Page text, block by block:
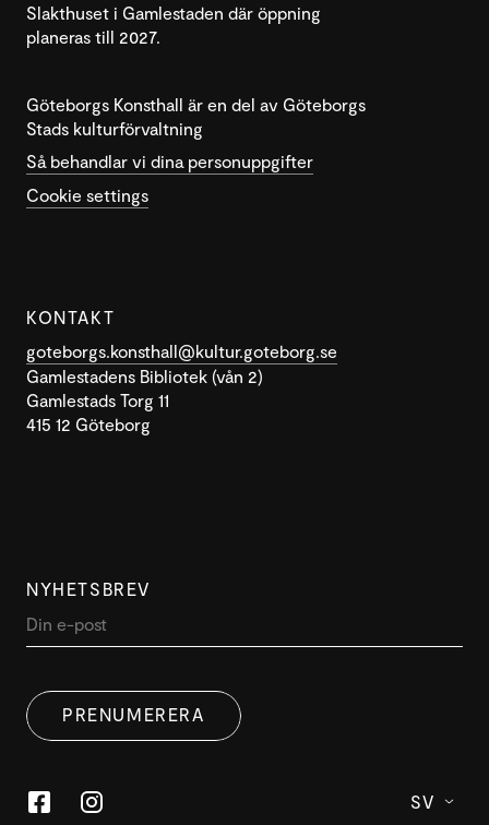
Slakthuset i Gamlestaden där öppning
planeras till 2027.
Göteborgs Konsthall är en del av Göteborgs
Stads kulturförvaltning
Så behandlar vi dina personuppgifter
Cookie settings
KONTAKT
goteborgs.konsthall@kultur.goteborg.se
Gamlestadens Bibliotek (vån 2)
Gamlestads Torg 11
415 12 Göteborg
NYHETSBREV
PRENUMERERA
SV
COOKIES
webbplats samtycker du till alla cookies i enlighet med
vår cookiepolicy.